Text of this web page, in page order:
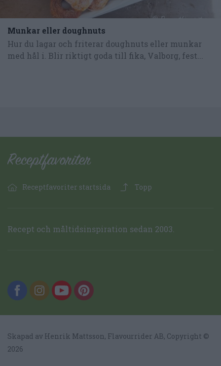
Munkar eller doughnuts
Hur du lagar och friterar doughnuts eller munkar
med hål i. Blir riktigt goda till fika, Valborg, fest...
Receptfavoriter startsida Topp
Recept och måltidsinspiration sedan 2003.
Skapad av Henrik Mattsson, Flavourrider AB, Copyright ©
2026